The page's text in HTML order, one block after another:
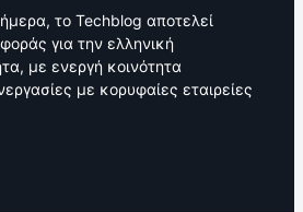
το Techblog αποτελεί
για την ελληνική
με ενεργή κοινότητα
με κορυφαίες εταιρείες